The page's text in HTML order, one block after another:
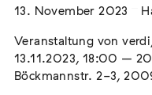
DER HÄLT
22. Juli 2026 - 04.
13. November 2023
Veranstaltung von
13.11.2023, 18:00 –
Böckmannstr. 2-3,